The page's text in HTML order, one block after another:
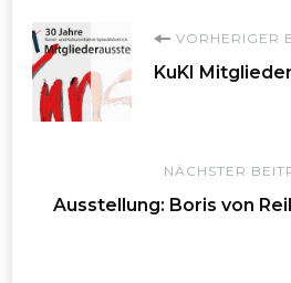
VORHERIGER
KuKI
NÄCHSTER
Ausstellung: Boris von